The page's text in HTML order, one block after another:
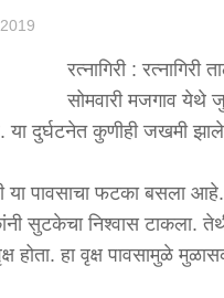
रत्नागिरी : रत्नागिरी
सोमवारी मजगाव येथे
दुर्घटनेत कुणीही जखमी
या पावसाचा फटका बसला
सुटकेचा निश्वास टाकला.
होता. हा वृक्ष पावसामुळे